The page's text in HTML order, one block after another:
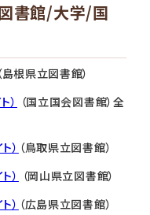
図書館/大学/国
島根県立図書館）
） （国立国会図書館）全
） （鳥取県立図書館）
） （岡山県立図書館）
） （広島県立図書館）